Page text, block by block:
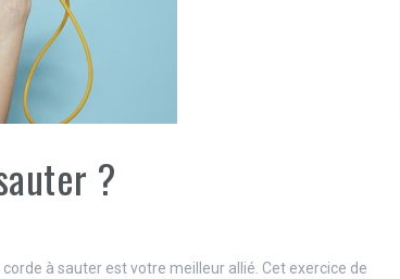
?
corde à sauter est votre meilleur allié. Cet exercice de